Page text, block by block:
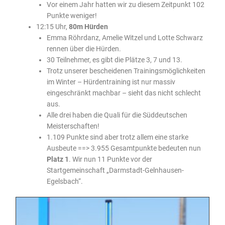
Vor einem Jahr hatten wir zu diesem Zeitpunkt 102
Punkte weniger!
12:15 Uhr,80m Hürden
Emma Röhrdanz, Amelie Witzel und Lotte Schwarz
rennen über die Hürden.
30 Teilnehmer, es gibt die Plätze 3, 7 und 13.
Trotz unserer bescheidenen Trainingsmöglichkeiten
im Winter – Hürdentraining ist nur massiv
eingeschränkt machbar – sieht das nicht schlecht
aus.
Alle drei haben die Quali für die Süddeutschen
Meisterschaften!
1.109 Punkte sind aber trotz allem eine starke
Ausbeute ==> 3.955 Gesamtpunkte bedeuten nun
Platz 1. Wir nun 11 Punkte vor der
Startgemeinschaft „Darmstadt-Gelnhausen-
Egelsbach“.